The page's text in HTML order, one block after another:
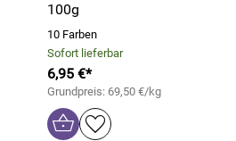
100g
10 Farben
Sofort lieferbar
6,95 €*
Grundpreis: 69,50 €/kg